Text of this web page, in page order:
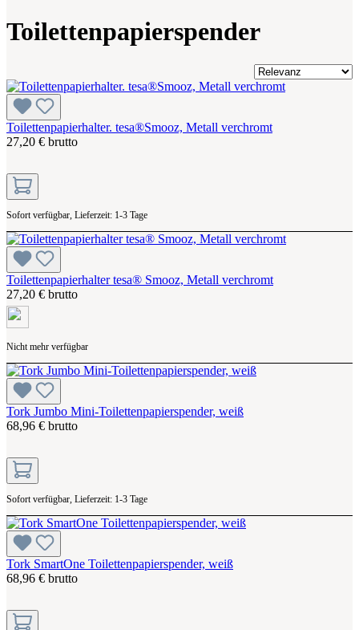
Toilettenpapierspender
Toilettenpapierhalter. tesa®Smooz, Metall verchromt
27,20 € brutto
Sofort verfügbar, Lieferzeit: 1-3 Tage
Toilettenpapierhalter tesa® Smooz, Metall verchromt
27,20 € brutto
Nicht mehr verfügbar
Tork Jumbo Mini-Toilettenpapierspender, weiß
68,96 € brutto
Sofort verfügbar, Lieferzeit: 1-3 Tage
Tork SmartOne Toilettenpapierspender, weiß
68,96 € brutto